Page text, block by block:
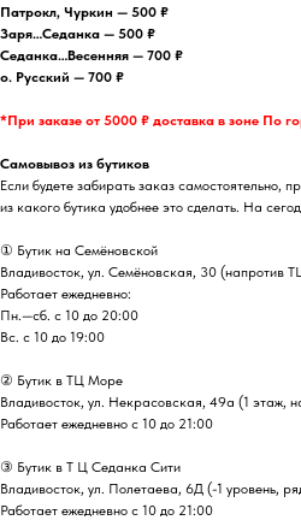
Патрокл, Чуркин — 500 ₽
Заря…Седанка — 500 ₽
Седанка…Весенняя — 700 ₽
о. Русский — 700 ₽
*При заказе от 5000 ₽ доставка в зоне По
Самовывоз из бутиков
Если будете забирать заказ самостоятельно,
из какого бутика удобнее это сделать. На
① Бутик на Семёновской
Владивосток, ул. Семёновская, 30 (напротив
Работает ежедневно:
Пн.—сб. с 10 до 20:00
Вс. с 10 до 19:00
② Бутик в ТЦ Море
Владивосток, ул. ​Некрасовская, 49а (1 этаж,
Работает ежедневно с 10 до 21:00
③ Бутик в Т Ц Седанка Сити
Владивосток, ул. Полетаева, 6Д (-1 уровень,
Работает ежедневно с 10 до 21:00